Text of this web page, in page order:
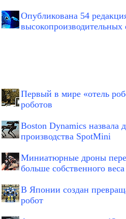
Опубликована 54
высокопроизводительных
Первый в мире «отель
роботов
Boston Dynamics назвала
производства SpotMini
Миниатюрные дроны
больше собственного веса
В Японии создан
робот